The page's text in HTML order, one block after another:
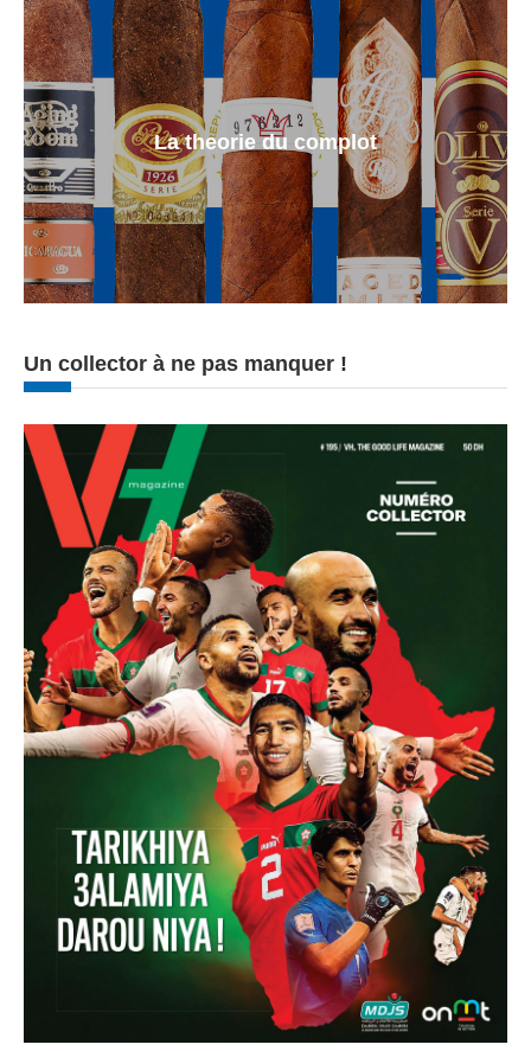
La theorie du complot
Un collector à ne pas manquer !